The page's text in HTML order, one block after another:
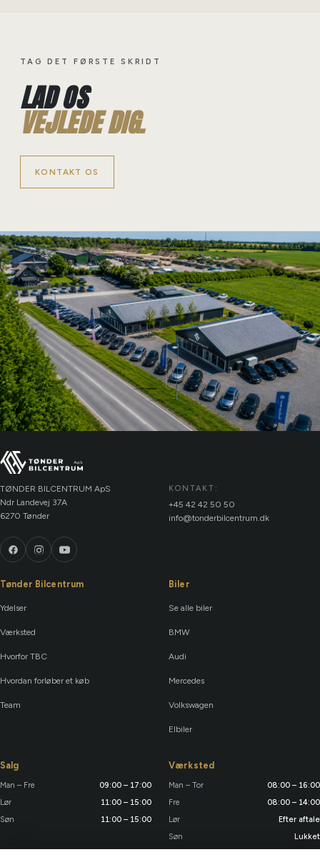
TAG DET FØRSTE SKRIDT
LAD OS
VEJLEDE DIG.
KONTAKT OS
TØNDER BILCENTRUM ApS
Ndr Landevej 37A
6270 Tønder
KONTAKT:
+45 42 42 50 50
info@tonderbilcentrum.dk
Tønder Bilcentrum
Ydelser
Værksted
Hvorfor TBC
Hvordan forløber et køb
Team
Biler
Se alle biler
BMW
Audi
Mercedes
Volkswagen
Elbiler
Salg
Man – Fre
09:00 – 17:00
Lør
11:00 – 15:00
Søn
11:00 – 15:00
Værksted
Man – Tor
08:00 – 16:00
Fre
08:00 – 14:00
Lør
Efter aftale
Søn
Lukket